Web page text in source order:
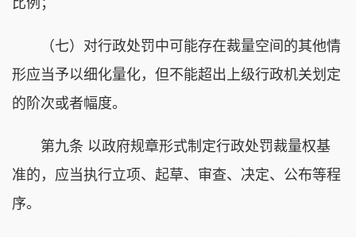
（七）对行政处罚中可能存在裁量空间的其他情
形应当予以细化量化，但不能超出上级行政机关划定
的阶次或者幅度。
第九条 以政府规章形式制定行政处罚裁量权基
准的，应当执行立项、起草、审查、决定、公布等程
序。